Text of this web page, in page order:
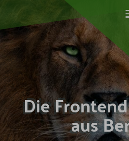
Die Frontend
aus